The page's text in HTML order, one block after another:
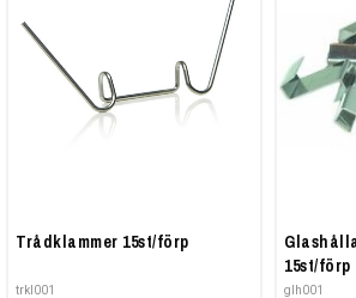
Trådklammer 15st/förp
trkl001
15st/förp
glh001